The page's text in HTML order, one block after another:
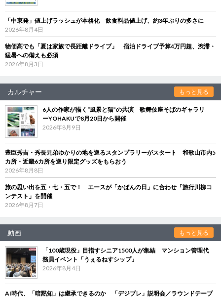
「中東発」値上げラッシュが本格化 飲食料品値上げ、約3年ぶりの多さに
2026年8月4日
物価高でも「夏は家族で長距離ドライブ」 宿泊ドライブ予算4万円超、渋滞・
猛暑への備えも必須
2026年8月3日
カルチャー もっと見る
6人の作家が描く“風景と猫”の共演 歌舞伎座そばのギャラリ
ーYOHAKUで8月20日から開催
2026年8月9日
豊臣秀吉・秀長兄弟ゆかりの地を巡るスタンプラリーがスタート 和歌山市内5
カ所・近畿6カ所を巡り限定グッズをもらおう
2026年8月8日
旅の思い出を五・七・五で！ エースが「かばんの日」に合わせ「旅行川柳コ
ンテスト」を開催
2026年8月7日
動画 もっと見る
「100歳現役」目指すシニア1500人が集結 マンション管理代
務員イベント「うぇるねすシップ」
2026年8月4日
AI時代、「暗黙知」は継承できるのか 「デジブレ」説明会／ラウンドテーブ